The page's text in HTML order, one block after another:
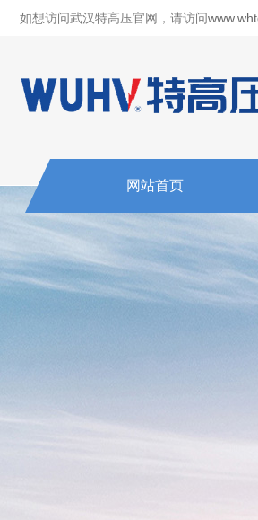
如想访问武汉特高压官网，请访问
网站首页